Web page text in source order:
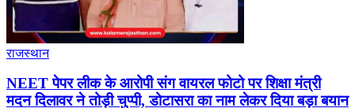
राजस्थान
NEET पेपर लीक के आरोपी संग वायरल फोटो पर शिक्षा मंत्री
मदन दिलावर ने तोड़ी चुप्पी, डोटासरा का नाम लेकर दिया बड़ा बयान